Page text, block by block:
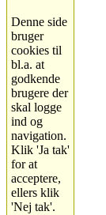
Denne side
bruger
cookies til
bl.a. at
godkende
brugere der
skal logge
ind og
navigation.
Klik 'Ja tak'
for at
acceptere,
ellers klik
'Nej tak'.